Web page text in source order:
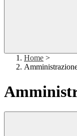
Home >